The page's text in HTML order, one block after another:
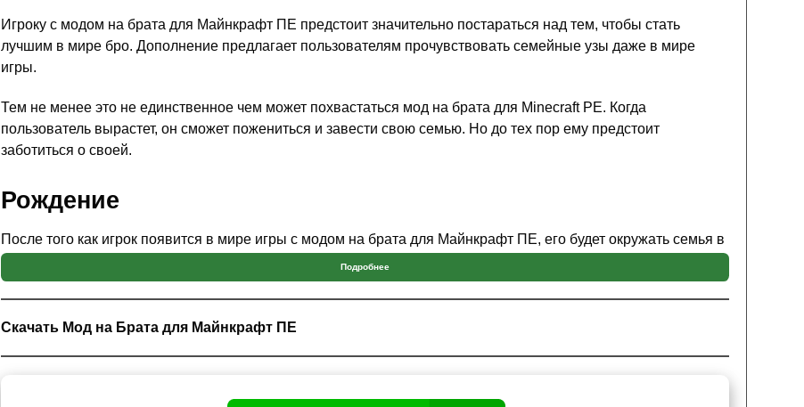
Игроку с модом на брата для Майнкрафт ПЕ предстоит значительно постараться над тем, чтобы стать
лучшим в мире бро. Дополнение предлагает пользователям прочувствовать семейные узы даже в мире
игры.
Тем не менее это не единственное чем может похвастаться мод на брата для Minecraft PE. Когда
пользователь вырастет, он сможет пожениться и завести свою семью. Но до тех пор ему предстоит
заботиться о своей.
Рождение
После того как игрок появится в мире игры с модом на брата для Майнкрафт ПЕ, его будет окружать семья в
лице матери, отца и пары сестёр и братьев. Стиву предстоит
начиная от готовки и заканчивая борьбой с монстрами.
Тем не менее, в моде на брата для Minecraft PE главному герою не стоит забывать и про целостность своих
Подробнее
Скачать Мод на Брата для Майнкрафт ПЕ